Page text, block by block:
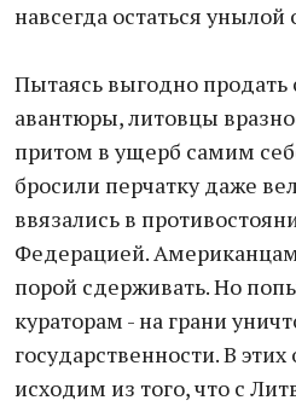
навсегда остаться
Пытаясь выгодно продать
авантюры, литовцы
притом в ущерб самим
бросили перчатку даже
ввязались в
Федерацией.
порой сдерживать. Но
кураторам - на грани
государственности. В
исходим из того, что с